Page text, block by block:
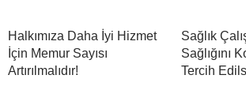
Halkımıza Daha İyi Hizmet
İçin Memur Sayısı
Artırılmalıdır!
Sağlık
Sağlığını
Tercih